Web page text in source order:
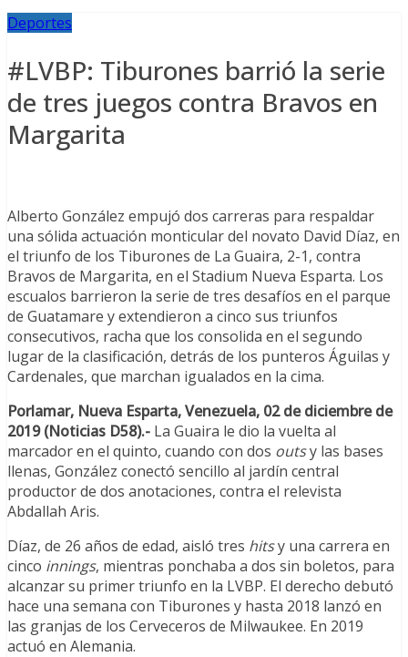
Deportes
#LVBP: Tiburones barrió la serie
de tres juegos contra Bravos en
Margarita
Alberto González empujó dos carreras para respaldar
una sólida actuación monticular del novato David Díaz, en
el triunfo de los Tiburones de La Guaira, 2-1, contra
Bravos de Margarita, en el Stadium Nueva Esparta. Los
escualos barrieron la serie de tres desafíos en el parque
de Guatamare y extendieron a cinco sus triunfos
consecutivos, racha que los consolida en el segundo
lugar de la clasificación, detrás de los punteros Águilas y
Cardenales, que marchan igualados en la cima.
Porlamar, Nueva Esparta, Venezuela, 02 de diciembre de
2019 (Noticias D58).- La Guaira le dio la vuelta al
marcador en el quinto, cuando con dos outsy las bases
llenas, González conectó sencillo al jardín central
productor de dos anotaciones, contra el relevista
Abdallah Aris.
Díaz, de 26 años de edad, aisló tres hitsy una carrera en
cinco innings, mientras ponchaba a dos sin boletos, para
alcanzar su primer triunfo en la LVBP. El derecho debutó
hace una semana con Tiburones y hasta 2018 lanzó en
las granjas de los Cerveceros de Milwaukee. En 2019
actuó en Alemania.